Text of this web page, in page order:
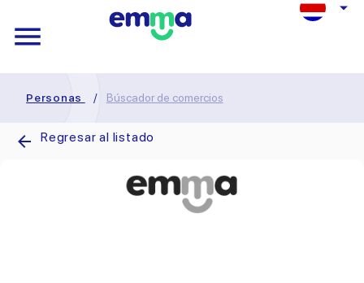
Personas / Búscador de comercios
Regresar al listado